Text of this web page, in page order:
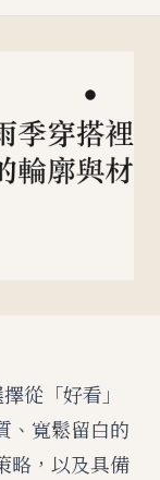
從「好看」
寬鬆留白的
略，以及具備